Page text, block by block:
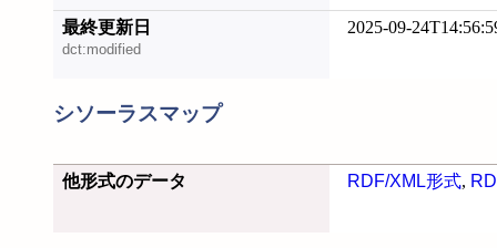
最終更新日
dct:modified
2025-09-
シソーラスマップ
他形式のデータ RDF/XML形式,